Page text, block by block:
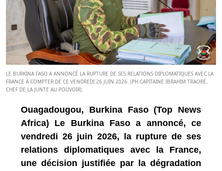
LE BURKINA FASO A ANNONCÉ LA RUPTURE DE SES RELATIONS DIPLOMATIQUES AVEC LA
FRANCE À COMPTER DE CE VENDREDI 26 JUIN 2026. (PH CAPITAINE IBRAHIM TRAORÉ,
CHEF DE LA JUNTE AU POUVOIR).
Ouagadougou, Burkina Faso (Top News
Africa) Le Burkina Faso a annoncé, ce
vendredi 26 juin 2026, la rupture de ses
relations diplomatiques avec la France,
une décision justifiée par la dégradation